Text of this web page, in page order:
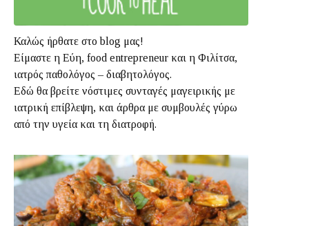
Καλώς ήρθατε στο blog μας!
Είμαστε η Εύη, food entrepreneur και η Φιλίτσα,
ιατρός παθολόγος – διαβητολόγος.
Εδώ θα βρείτε νόστιμες συνταγές μαγειρικής με
ιατρική επίβλεψη, και άρθρα με συμβουλές γύρω
από την υγεία και τη διατροφή.